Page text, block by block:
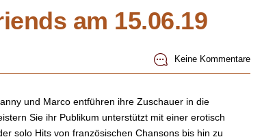
am 15.06.19
Keine Kommentare
und Marco entführen ihre Zuschauer in die
Sie ihr Publikum unterstützt mit einer erotisch
solo Hits von französischen Chansons bis hin zu